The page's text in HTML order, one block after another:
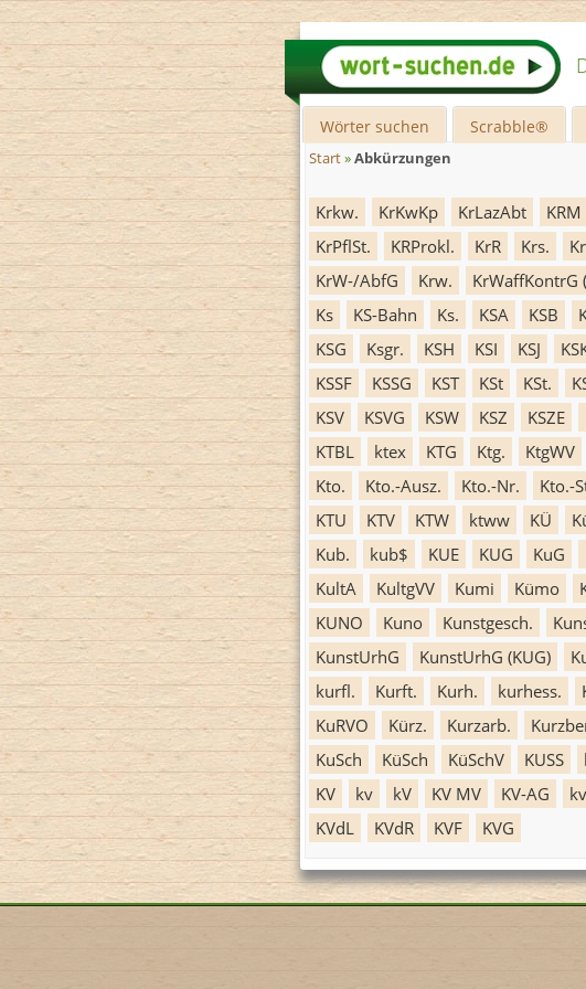
Wörter suchen Scrabble®
Start»Abkürzungen
Krkw. KrKwKp KrLazAbt KRM
KrPflSt.
KRProkl. KrR Krs.
KrW-/AbfG
Krw. KrWaffKontrG
Ks
KS-Bahn Ks. KSA KSB
KSG
Ksgr. KSH KSI KSJ
KSSF
KSSG KST KSt KSt.
KSV
KSVG KSW KSZ KSZE
KTBL
ktex KTG Ktg. KtgWV
Kto.
Kto.-Ausz. Kto.-Nr. Kto.-
KTU
KTV KTW ktww KÜ
Kub.
kub$ KUE KUG KuG
KultA
KultgVV Kumi Kümo
KUNO
Kuno Kunstgesch.
KunstUrhG
KunstUrhG (KUG)
kurfl.
Kurft. Kurh. kurhess.
KuRVO
Kürz. Kurzarb.
KuSch
KüSch KüSchV KUSS
KV
kv kV KV MV KV-AG
KVdL
KVdR KVF KVG